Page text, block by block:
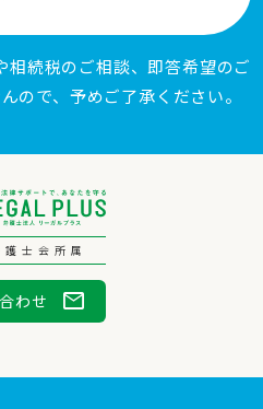
続税のご相談、即答希望のご
ので、予めご了承ください。
士会所属
わせ mail